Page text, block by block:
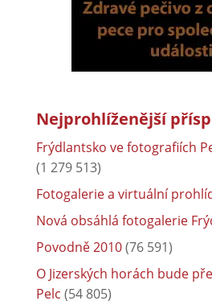
Nejprohlíženější
Frýdlantsko ve fotografiích
(1 279 513)
Fotogalerie a virtuální
Nová obsáhlá fotogalerie
Povodně 2010(76 591)
O Jizerských horách bude
Pelc (54 805)